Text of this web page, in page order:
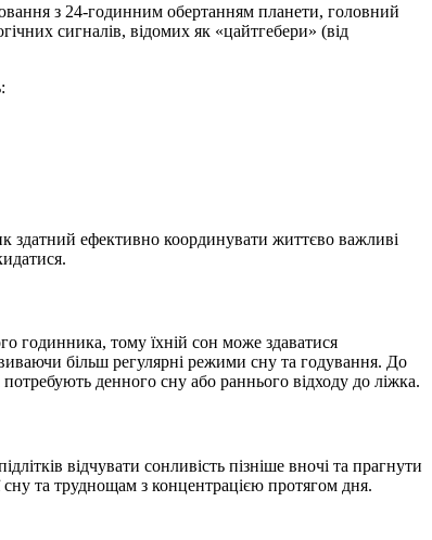
з 24-годинним обертанням планети, головний
сигналів, відомих як «цайтгебери» (від
здатний ефективно координувати життєво важливі
годинника, тому їхній сон може здаватися
більш регулярні режими сну та годування. До
денного сну або раннього відходу до ліжка.
відчувати сонливість пізніше вночі та прагнути
та труднощам з концентрацією протягом дня.